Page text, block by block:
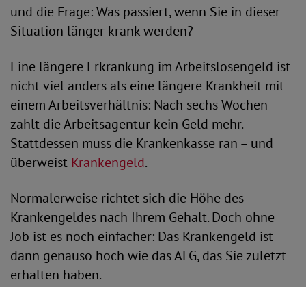
und die Frage: Was passiert, wenn Sie in dieser
Situation länger krank werden?
Eine längere Erkrankung im Arbeitslosengeld ist
nicht viel anders als eine längere Krankheit mit
einem Arbeitsverhältnis: Nach sechs Wochen
zahlt die Arbeitsagentur kein Geld mehr.
Stattdessen muss die Krankenkasse ran – und
überweist Krankengeld.
Normalerweise richtet sich die Höhe des
Krankengeldes nach Ihrem Gehalt. Doch ohne
Job ist es noch einfacher: Das Krankengeld ist
dann genauso hoch wie das ALG, das Sie zuletzt
erhalten haben.